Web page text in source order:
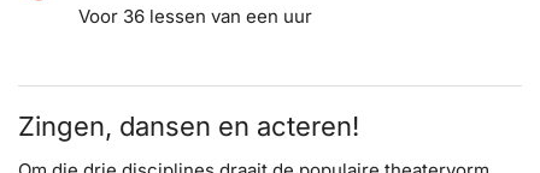
Voor 36 lessen van een uur
Zingen, dansen en acteren!